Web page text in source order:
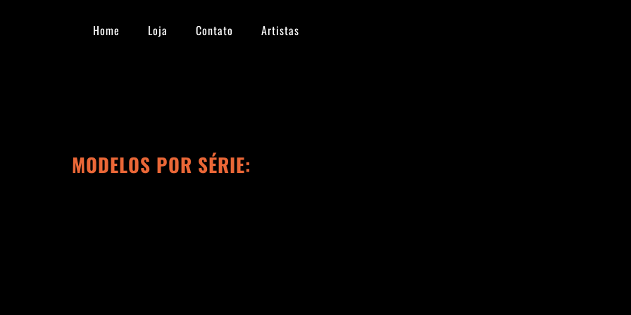
Home Loja Contato Artistas
MODELOS POR SÉRIE: